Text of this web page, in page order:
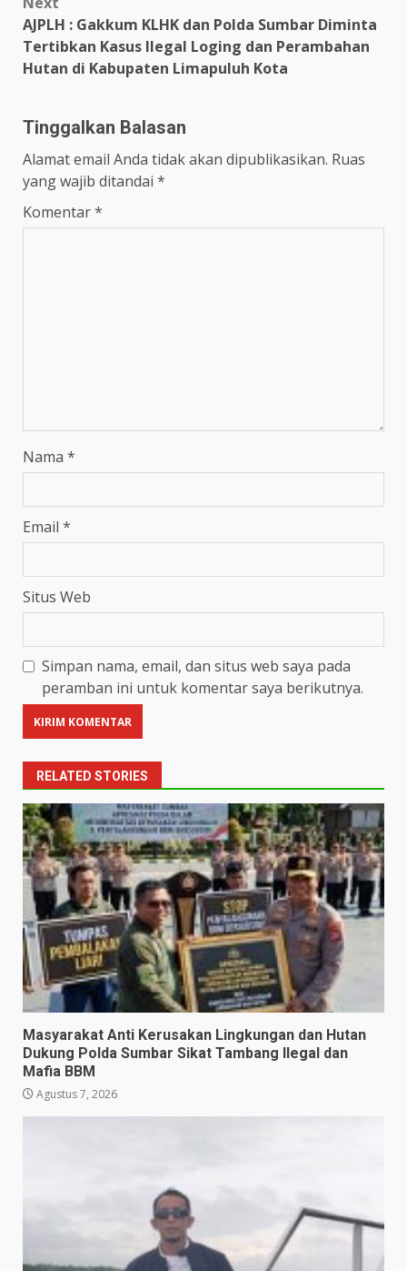
AJPLH : Gakkum KLHK dan Polda Sumbar Diminta
Tertibkan Kasus Ilegal Loging dan Perambahan
Hutan di Kabupaten Limapuluh Kota
Tinggalkan Balasan
Alamat email Anda tidak akan dipublikasikan. Ruas
yang wajib ditandai *
Komentar*
Nama *
Email *
Situs Web
Simpan nama, email, dan situs web saya pada
peramban ini untuk komentar saya berikutnya.
RELATED STORIES
Masyarakat Anti Kerusakan Lingkungan dan Hutan
Dukung Polda Sumbar Sikat Tambang Ilegal dan
Mafia BBM
Agustus 7, 2026